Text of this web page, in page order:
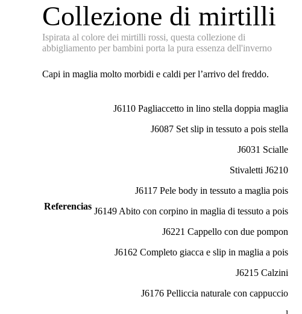
Collezione di mirtilli
Ispirata al colore dei mirtilli rossi, questa collezione di
abbigliamento per bambini porta la pura essenza dell'inverno
Capi in maglia molto morbidi e caldi per l’arrivo del freddo.
Referencias
J6110 Pagliaccetto in lino stella doppia maglia
J6087 Set slip in tessuto a pois stella
J6031 Scialle
Stivaletti J6210
J6117 Pele body in tessuto a maglia pois
J6149 Abito con corpino in maglia di tessuto a pois
J6221 Cappello con due pompon
J6162 Completo giacca e slip in maglia a pois
J6215 Calzini
J6176 Pelliccia naturale con cappuccio